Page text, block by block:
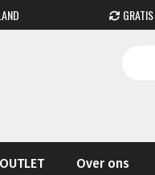
OUTLET Over ons